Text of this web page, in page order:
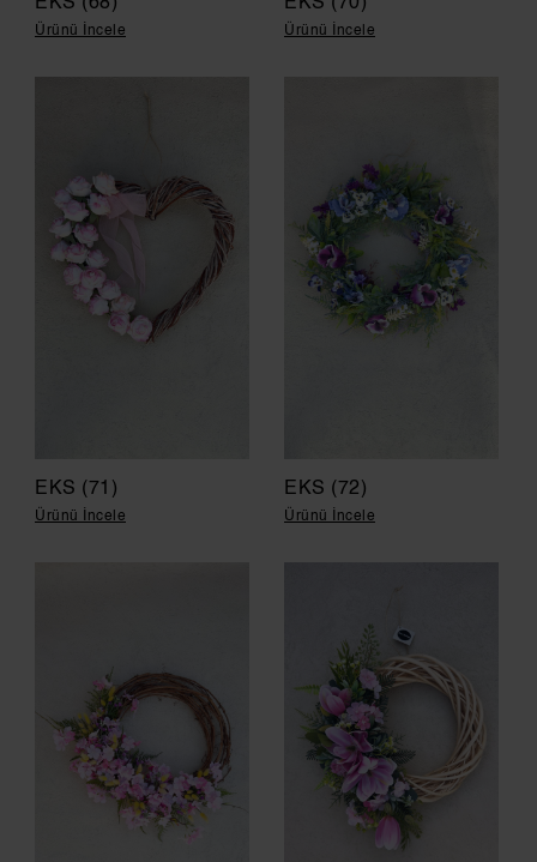
EKS (68)
Ürünü İncele
EKS (70)
Ürünü İncele
EKS (71)
Ürünü İncele
EKS (72)
Ürünü İncele